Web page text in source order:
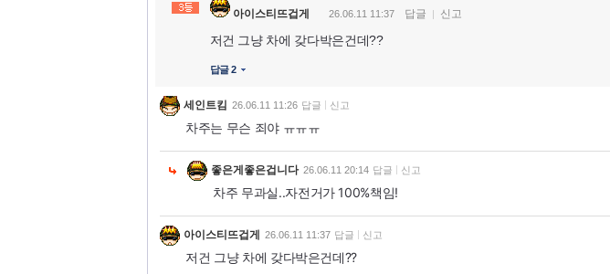
아이스티뜨겁게 26.06.11 11:37 답글 신고
저건 그냥 차에 갖다박은건데??
답글 2
세인트킴 26.06.11 11:26 답글 신고
차주는 무슨 죄야 ㅠㅠㅠ
좋은게좋은겁니다 26.06.11 20:14 답글 신고
차주 무과실..자전거가 100%책임!
아이스티뜨겁게 26.06.11 11:37 답글 신고
저건 그냥 차에 갖다박은건데??